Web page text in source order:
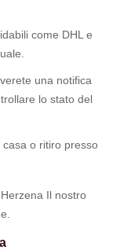
come DHL e
una notifica
lo stato del
o ritiro presso
Il nostro